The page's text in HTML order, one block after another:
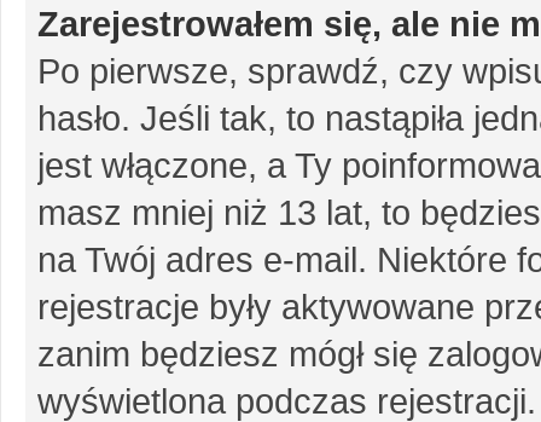
Zarejestrowałem się, ale nie
Po pierwsze, sprawdź, czy
hasło. Jeśli tak, to nastąpiła
jest włączone, a Ty
masz mniej niż 13 lat, to
na Twój adres e-mail. Niektóre
rejestracje były aktywowane
zanim będziesz mógł się
wyświetlona podczas